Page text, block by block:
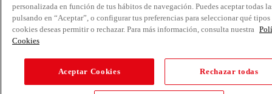
personalizada en función de tus hábitos de navegación. Puedes aceptar todas
pulsando en “Aceptar”, o configurar tus preferencias para seleccionar qué tipos
cookies deseas permitir o rechazar. Para más información, consulta nuestra
Cookies
Aceptar Cookies Rechazar todas